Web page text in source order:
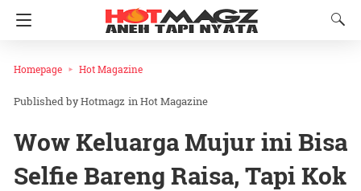
Homepage Hot Magazine
Hotmagz inHot Magazine
Wow Keluarga Mujur ini Bisa
Selfie Bareng Raisa, Tapi Kok